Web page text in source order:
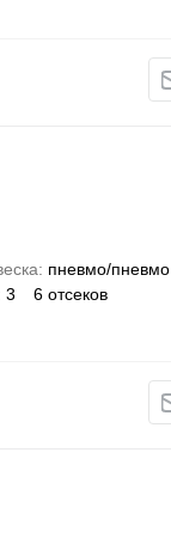
пневмо/пневмо
3 6 отсеков